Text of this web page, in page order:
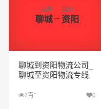
山东
聊城→
四川
资阳
聊城到资阳物流公司_
聊城至资阳物流专线
7百 + 0